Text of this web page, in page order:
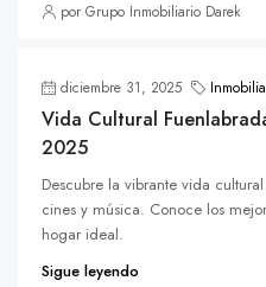
por Grupo Inmobiliario Darek
diciembre 31, 2025
Vida Cultural
2025
Descubre la vibrante vida
cines y música. Conoce los
hogar ideal.
Sigue leyendo